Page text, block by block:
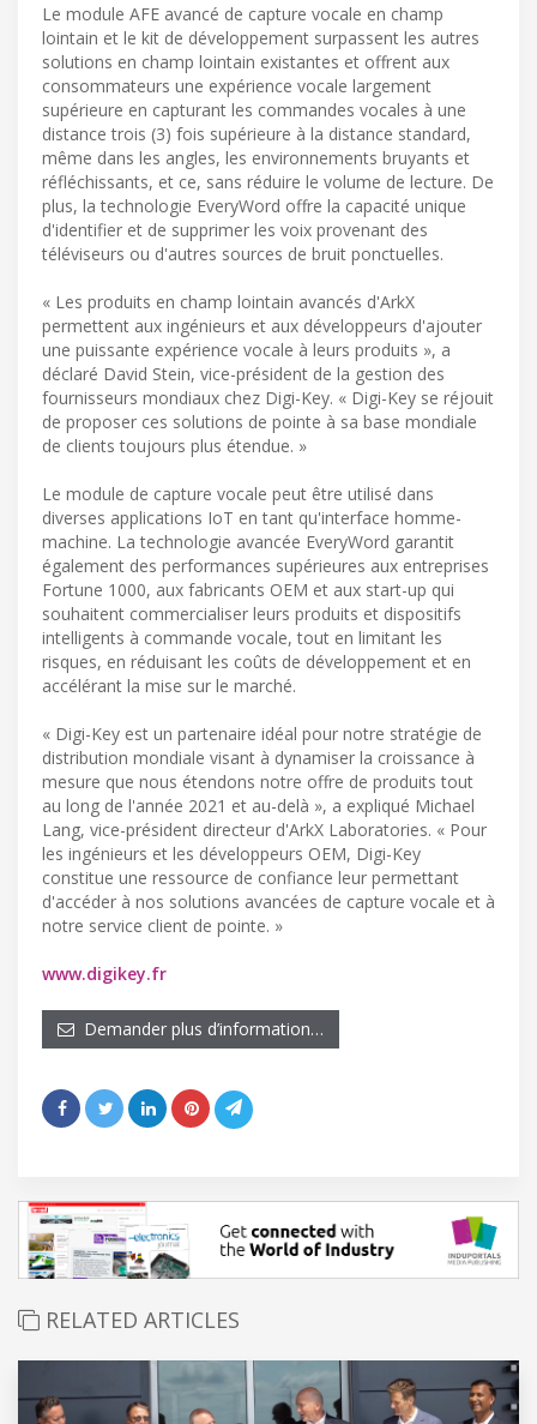
Le module AFE avancé de capture vocale en champ
lointain et le kit de développement surpassent les autres
solutions en champ lointain existantes et offrent aux
consommateurs une expérience vocale largement
supérieure en capturant les commandes vocales à une
distance trois (3) fois supérieure à la distance standard,
même dans les angles, les environnements bruyants et
réfléchissants, et ce, sans réduire le volume de lecture. De
plus, la technologie EveryWord offre la capacité unique
d'identifier et de supprimer les voix provenant des
téléviseurs ou d'autres sources de bruit ponctuelles.
« Les produits en champ lointain avancés d'ArkX
permettent aux ingénieurs et aux développeurs d'ajouter
une puissante expérience vocale à leurs produits », a
déclaré David Stein, vice-président de la gestion des
fournisseurs mondiaux chez Digi-Key. « Digi-Key se réjouit
de proposer ces solutions de pointe à sa base mondiale
de clients toujours plus étendue. »
Le module de capture vocale peut être utilisé dans
diverses applications IoT en tant qu'interface homme-
machine. La technologie avancée EveryWord garantit
également des performances supérieures aux entreprises
Fortune 1000, aux fabricants OEM et aux start-up qui
souhaitent commercialiser leurs produits et dispositifs
intelligents à commande vocale, tout en limitant les
risques, en réduisant les coûts de développement et en
accélérant la mise sur le marché.
« Digi-Key est un partenaire idéal pour notre stratégie de
distribution mondiale visant à dynamiser la croissance à
mesure que nous étendons notre offre de produits tout
au long de l'année 2021 et au-delà », a expliqué Michael
Lang, vice-président directeur d'ArkX Laboratories. « Pour
les ingénieurs et les développeurs OEM, Digi-Key
constitue une ressource de confiance leur permettant
d'accéder à nos solutions avancées de capture vocale et à
notre service client de pointe. »
www.digikey.fr
Demander plus d’information…
RELATED ARTICLES